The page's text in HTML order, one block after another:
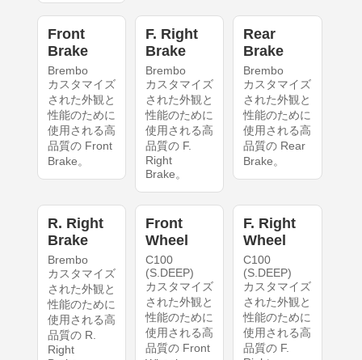
Front
Brake
Brembo
カスタマイズ
された外観と
性能のために
使用される高
品質の Front
Brake。
F. Right
Brake
Brembo
カスタマイズ
された外観と
性能のために
使用される高
品質の F.
Right
Brake。
Rear
Brake
Brembo
カスタマイズ
された外観と
性能のために
使用される高
品質の Rear
Brake。
R. Right
Brake
Brembo
カスタマイズ
された外観と
性能のために
使用される高
品質の R.
Right
Front
Wheel
C100
(S.DEEP)
カスタマイズ
された外観と
性能のために
使用される高
品質の Front
F. Right
Wheel
C100
(S.DEEP)
カスタマイズ
された外観と
性能のために
使用される高
品質の F.